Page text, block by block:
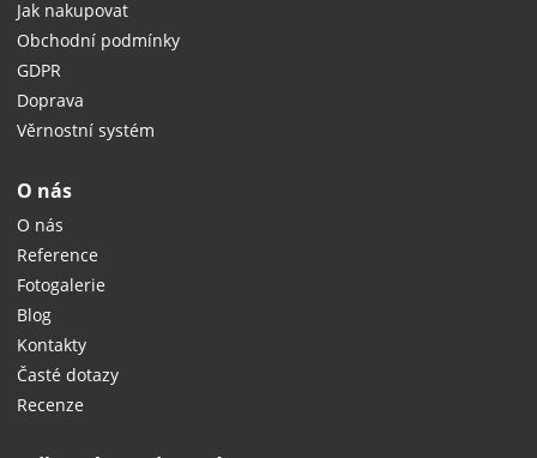
Jak nakupovat
Obchodní podmínky
GDPR
Doprava
Věrnostní systém
O nás
O nás
Reference
Fotogalerie
Blog
Kontakty
Časté dotazy
Recenze